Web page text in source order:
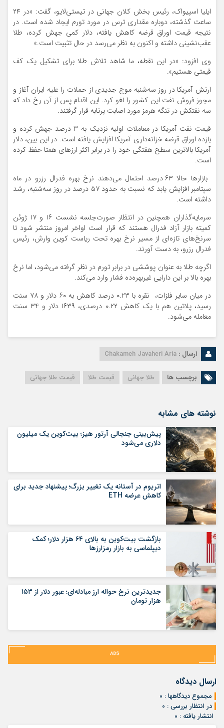
ایلیا اسپیواک، رئیس بخش کلان جهانی در تیستی‌لایو، گفت: «در ۲۴
ساعت گذشته، دوباره مقداری ترس در مورد تورم ایجاد شده است. در
نتیجه قیمت اوراق قرضه کاهش یافته، دلار کمی جهش کرده، طلا
عقب‌نشینی داشته و اکنون به نظر می‌رسد در حال تثبیت است.»
وی افزود: «در این نقطه، ما شاهد تلاش طلا برای تشکیل یک کف
قیمتی هستیم».
ارتش آمریکا در روز سه‌شنبه موج جدیدی از حملات را علیه ایران آغاز و
مجوز فروش نفت این کشور را لغو کرد. این اقدام پس از آن رخ داد که
سه نفتکش در تنگه هرمز مورد اصابت پرتابه قرار گرفتند.
قیمت نفت آمریکا در معاملات اولیه نزدیک به ۳ درصد جهش کرده و
بازده اوراق قرضه خزانه‌داری آمریکا افزایش یافته است. در این بین، دلار
آمریکا بالاترین سطح هفتگی خود را در برابر اکثر ارزهای همتا حفظ کرده
است.
بازارها حالا ۶۳ درصد احتمال می‌دهند نرخ بهره فدرال رزرو در ماه
سپتامبر افزایش یابد که نسبت به حدود ۵۷ درصد در روز سه‌شنبه، رشد
داشته است.
سرمایه‌گذاران همچنین در انتظار صورت‌جلسه نشست ۱۶ و ۱۷ ژوئن
کمیته بازار آزاد فدرال هستند که قرار است اواخر امروز منتشر شود تا
سرنخ‌های تازه‌ای از مسیر نرخ بهره تحت ریاست کوین وارش، رئیس
فدرال رزرو، به دست آورند.
اگرچه طلا به عنوان پوششی در برابر تورم در نظر گرفته می‌شود، اما نرخ
بهره بالا بر این دارایی غیربهره‌ده فشار وارد می‌کند.
در میان سایر فلزات، نقره با ۰.۲۳ درصد کاهش به ۶۰ دلار و ۷۸ سنت
رسید، پلاتین هم با یک کاهش ۰.۲۲ درصدی، ۱۶۳۹ دلار و ۳۴ سنت
معامله می‌شود.
ارسال : Chakameh Javaheri Aria
برچسب ها طلا جهانی قیمت طلا قیمت طلا جهانی
نوشته های مشابه
پیش‌بینی جنجالی آرتور هیز؛ بیت‌کوین یک میلیون
دلاری می‌شود
اتریوم در آستانه یک تغییر بزرگ؛ پیشنهاد جدید برای
کاهش عرضه ETH
بازگشت بیت‌کوین به بالای ۶۴ هزار دلار؛ کمک
دیپلماسی به بازار رمزارزها
جدیدترین نرخ حواله ارز مبادله‌ای؛ عبور دلار از ۱۵۳
هزار تومان
ارسال دیدگاه
مجموع دیدگاهها : ۰
در انتظار بررسی : ۰
انتشار یافته : ۰